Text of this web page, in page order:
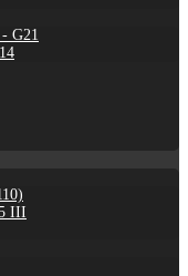
G21
III